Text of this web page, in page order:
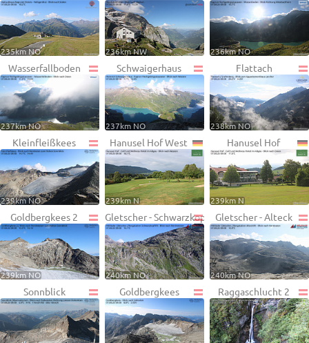
235km NO 236km NW 236km NO
Wasserfallboden
237km NO
Schwaigerhaus
237km NO
Flattach
238km NO
Kleinfleißkees
239km NO
Hanusel Hof West
239km N
Hanusel Hof
239km N
Goldbergkees 2
239km NO
Gletscher - Schwarzkopf
240km NO
Gletscher - Alteck
240km NO
Sonnblick Goldbergkees Raggaschlucht 2